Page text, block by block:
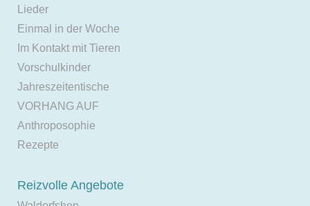
Lieder
Einmal in der Woche
Im Kontakt mit Tieren
Vorschulkinder
Jahreszeitentische
VORHANG AUF
Anthroposophie
Rezepte
Reizvolle Angebote